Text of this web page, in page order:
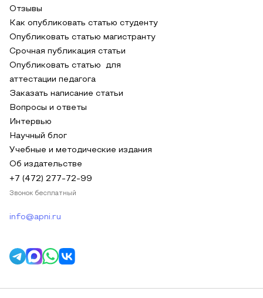
Отзывы
Как опубликовать статью студенту
Опубликовать статью магистранту
Срочная публикация статьи
Опубликовать статью для
аттестации педагога
Заказать написание статьи
Вопросы и ответы
Интервью
Научный блог
Учебные и методические издания
Об издательстве
+7 (472) 277-72-99
Звонок бесплатный
info@apni.ru